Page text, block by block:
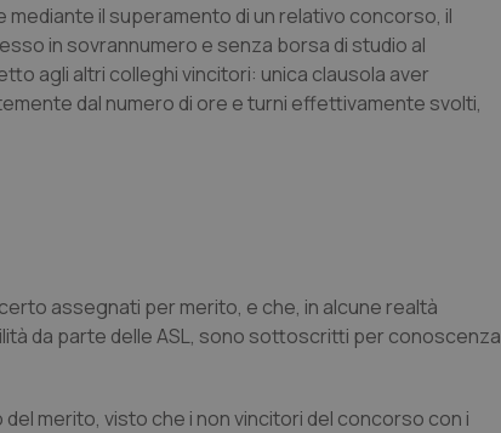
mediante il superamento di un relativo concorso, il
in sovrannumero e senza borsa di studio al
agli altri colleghi vincitori: unica clausola aver
dal numero di ore e turni effettivamente svolti,
assegnati per merito, e che, in alcune realtà
da parte delle ASL, sono sottoscritti per conoscenza
merito, visto che i non vincitori del concorso con i